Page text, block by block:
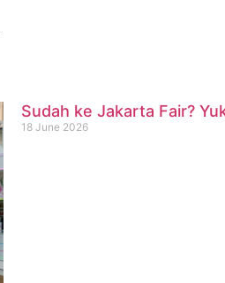
Sudah ke Jakarta Fair?
18 June 2026